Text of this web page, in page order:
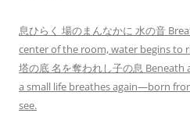
息ひらく 場のまんなかに 水の音
center of the room, water begins to
塔の底 名を奪われし子の息
a small life breathes again—born
see.